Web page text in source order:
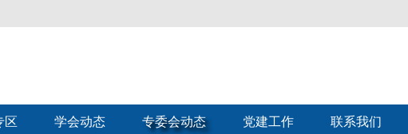
区 学会动态 专委会动态 党建工作 联系我们